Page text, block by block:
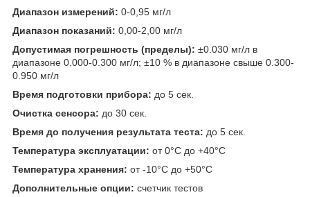
Диапазон измерений: 0-0,95 мг/л
Диапазон показаний: 0,00-2,00 мг/л
Допустимая погрешность (пределы): ±0.030 мг/л в
диапазоне 0.000-0.300 мг/л; ±10 % в диапазоне свыше 0.300-
0.950 мг/л
Время подготовки прибора: до 5 сек.
Очистка сенсора: до 30 сек.
Время до получения результата теста: до 5 сек.
Температура эксплуатации: от 0°С до +40°С
Температура хранения: от -10°С до +50°С
Дополнительные опции: счетчик тестов